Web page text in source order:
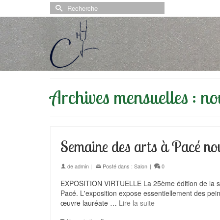
Rechercher :
Archives mensuelles :
Semaine des arts à Pacé
deadmin | Posté dans : Salon | 0
EXPOSITION VIRTUELLE La 25ème édition de
Pacé. L'exposition expose essentiellement des
œuvre lauréate … Lire la suite